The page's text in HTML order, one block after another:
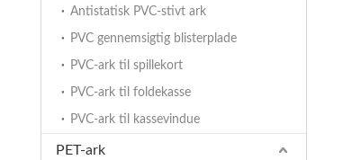
Antistatisk PVC-stivt ark
PVC gennemsigtig blisterplade
PVC-ark til spillekort
PVC-ark til foldekasse
PVC-ark til kassevindue
PET-ark